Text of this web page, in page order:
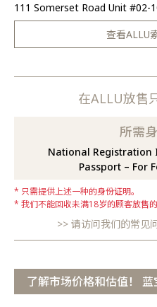
111 Somerset Road Unit #02-
查看ALLU
在ALLU放售
所需
National Registration
Passport – For
只需提供上述一种的身份证明。
我们不能回收未满18岁的顾客放售的
请访问我们的常见
了解市场价格和估值！